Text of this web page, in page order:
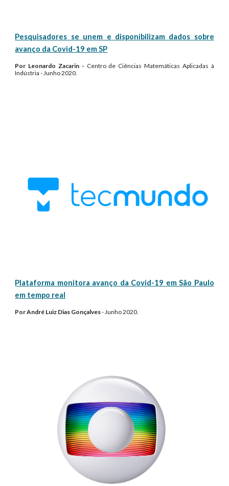
Pesquisadores se unem e disponibilizam dados sobre
avanço da Covid-19 em SP
Por Leonardo Zacarin - Centro de Ciências Matemáticas Aplicadas à
Indústria - Junho 2020.
Plataforma monitora avanço da Covid-19 em São Paulo
em tempo real
Por André Luiz Dias Gonçalves- Junho 2020.